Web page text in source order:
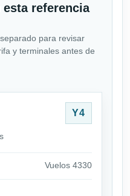
referencia
para revisar
y terminales antes de
Y4
Vuelos 4330